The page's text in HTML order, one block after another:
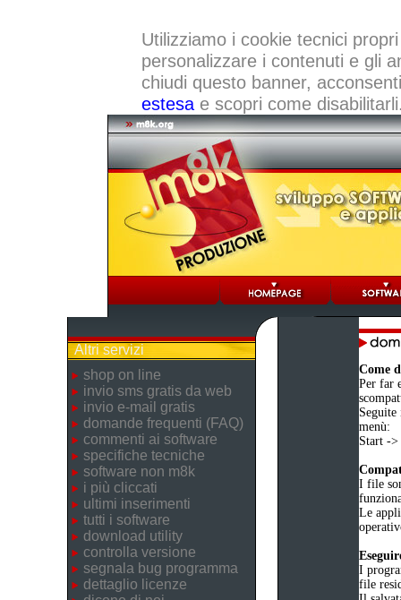
Utilizziamo i cookie tecnici
personalizzare i contenuti e gli
chiudi questo banner,
estesae scopri come
Altri servizi
shop on line
invio sms gratis da web
invio e-mail gratis
domande frequenti (FAQ)
commenti ai software
specifiche tecniche
software non m8k
i più cliccati
ultimi inserimenti
tutti i software
download utility
controlla versione
segnala bug programma
dettaglio licenze
Come
Per far
menù:
Start -
I file
Le
I
file